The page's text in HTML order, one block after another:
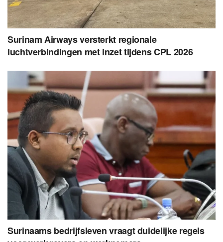
Surinam Airways versterkt regionale
luchtverbindingen met inzet tijdens CPL 2026
Surinaams bedrijfsleven vraagt duidelijke regels